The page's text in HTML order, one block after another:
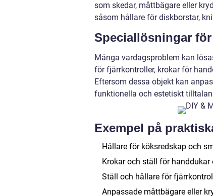
som skedar, måttbägare eller
såsom hållare för diskborstar,
Speciallösningar
Många vardagsproblem kan
för fjärrkontroller, krokar för
Eftersom dessa objekt kan
funktionella och estetiskt
Exempel på
Hållare för köksredskap och
Krokar och ställ för handdukar
Ställ och hållare för
Anpassade måttbägare eller